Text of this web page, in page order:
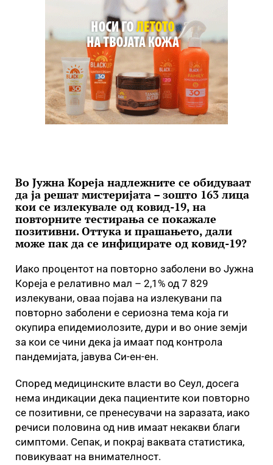
Во Јужна Кореја надлежните се обидуваат
да ја решат мистеријата – зошто 163 лица
кои се излекувале од ковид-19, на
повторните тестирања се покажале
позитивни. Оттука и прашањето, дали
може пак да се инфицирате од ковид-19?
Иако процентот на повторно заболени во Јужна
Кореја е релативно мал – 2,1% од 7 829
излекувани, оваа појава на излекувани па
повторно заболени е сериозна тема која ги
окупира епидемиолозите, дури и во оние земји
за кои се чини дека ја имаат под контрола
пандемијата, јавува Си-ен-ен.
Според медицинските власти во Сеул, досега
нема индикации дека пациентите кои повторно
се позитивни, се пренесувачи на заразата, иако
речиси половина од нив имаат некакви благи
симптоми. Сепак, и покрај ваквата статистика,
повикуваат на внимателност.